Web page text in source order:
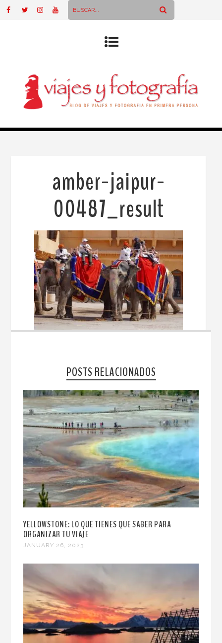
amber-jaipur-
00487_result
POSTS RELACIONADOS
YELLOWSTONE: LO QUE TIENES QUE SABER PARA
ORGANIZAR TU VIAJE
JANUARY 26, 2023